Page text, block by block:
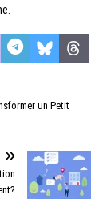
un Petit